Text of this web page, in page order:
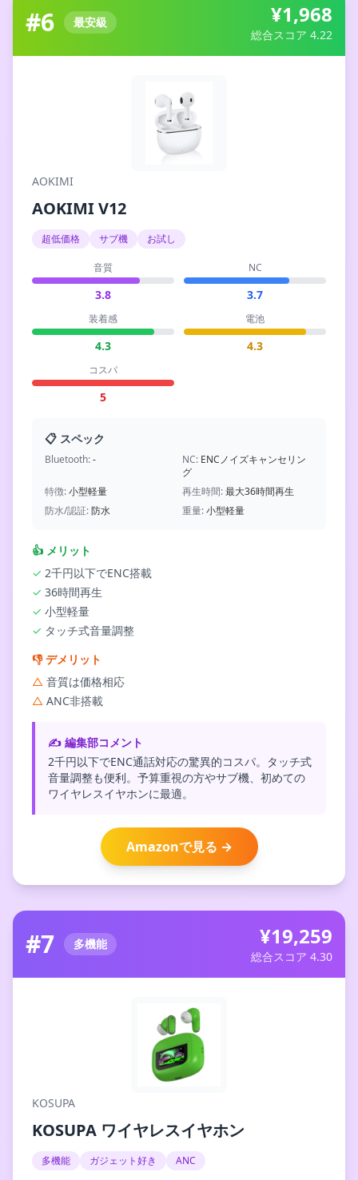
#6 最安級 ¥1,968
総合スコア 4.22
AOKIMI
AOKIMI V12
超低価格 サブ機 お試し
音質
3.8
NC
3.7
装着感
4.3
電池
4.3
コスパ
5
📋 スペック
Bluetooth:- NC: ENCノイズキャンセリン
グ
特徴:小型軽量 再生時間:最大36時間再生
防水/認証:防水 重量:小型軽量
👍 メリット
✓ 2千円以下でENC搭載
✓ 36時間再生
✓ 小型軽量
✓ タッチ式音量調整
👎 デメリット
△ 音質は価格相応
△ ANC非搭載
✍️ 編集部コメント
2千円以下でENC通話対応の驚異的コスパ。タッチ式
音量調整も便利。予算重視の方やサブ機、初めての
ワイヤレスイヤホンに最適。
Amazonで見る →
#7 多機能 ¥19,259
総合スコア 4.30
KOSUPA
KOSUPA ワイヤレスイヤホン
多機能 ガジェット好き ANC